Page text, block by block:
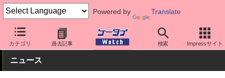
Powered by Translate
カテゴリ 過去記事 検索 Impressサイト
ケータイ Watch アプリ・サービス 動画・音楽・ゲーム
ニュース